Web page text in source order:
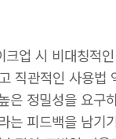
업 시 비대칭적
직관적인 사용법
은 정밀성을 요구
는 피드백을 남기